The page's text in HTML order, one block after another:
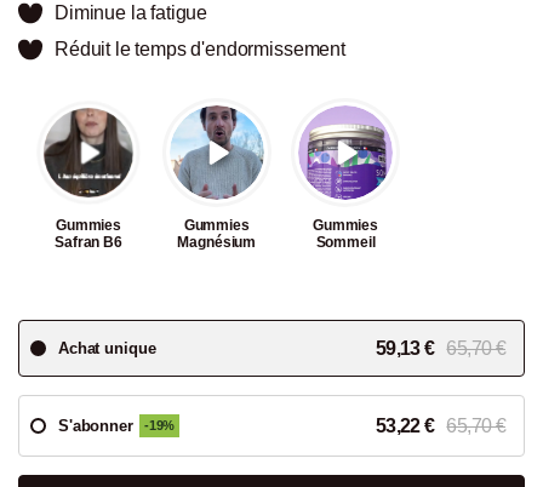
Diminue la fatigue
Réduit le temps d'endormissement
Gummies
Safran B6
Gummies
Magnésium
Gummies
Sommeil
Achat unique 59,13 € 65,70 €
S'abonner -19% 53,22 € 65,70 €